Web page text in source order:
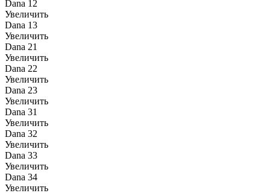
Dana 12
Увеличить
Dana 13
Увеличить
Dana 21
Увеличить
Dana 22
Увеличить
Dana 23
Увеличить
Dana 31
Увеличить
Dana 32
Увеличить
Dana 33
Увеличить
Dana 34
Увеличить